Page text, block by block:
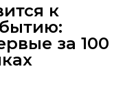
к
за 100